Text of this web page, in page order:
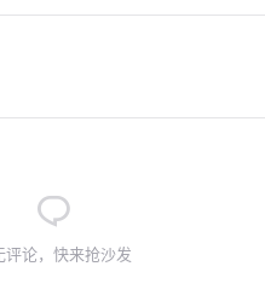
评论，快来抢沙发